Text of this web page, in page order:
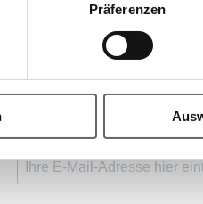
Präferenzen
BLEIBEN SIE
für unseren Newsletter an